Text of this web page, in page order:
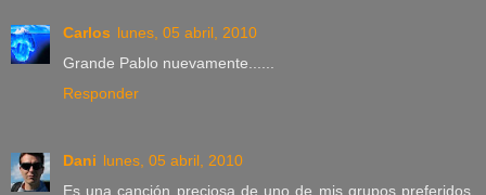
Carlos lunes, 05 abril, 2010
Grande Pablo nuevamente......
Responder
Dani lunes, 05 abril, 2010
Es una canción preciosa de uno de mis grupos preferidos.